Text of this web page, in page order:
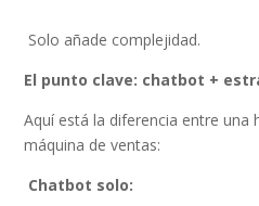
Solo añade complejidad.
El punto clave: chatbot +
Aquí está la diferencia entre una
máquina de ventas:
Chatbot solo: